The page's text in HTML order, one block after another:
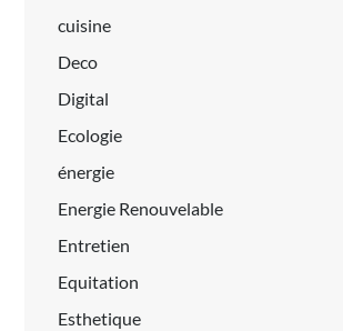
cuisine
Deco
Digital
Ecologie
énergie
Energie Renouvelable
Entretien
Equitation
Esthetique